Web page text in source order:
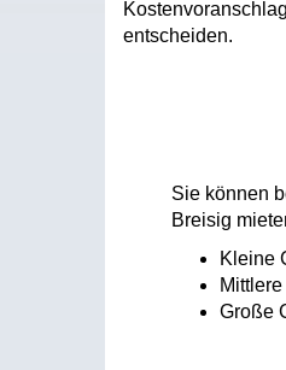
entscheiden.
Sie können
Breisig
Kleine
Große